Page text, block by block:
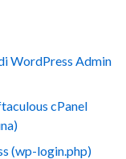
WordPress Admin
cPanel
(wp-login.php)